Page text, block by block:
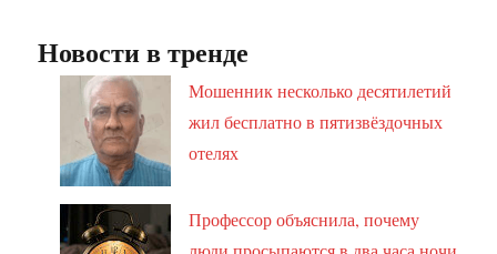
Новости в тренде
Мошенник несколько десятилетий
жил бесплатно в пятизвёздочных
отелях
Профессор объяснила, почему